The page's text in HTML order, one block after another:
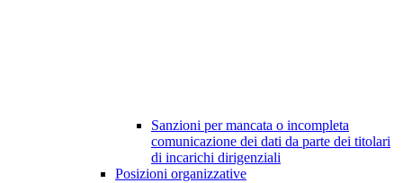
Sanzioni per mancata o incompleta
comunicazione dei dati da parte dei titolari
di incarichi dirigenziali
Posizioni organizzative